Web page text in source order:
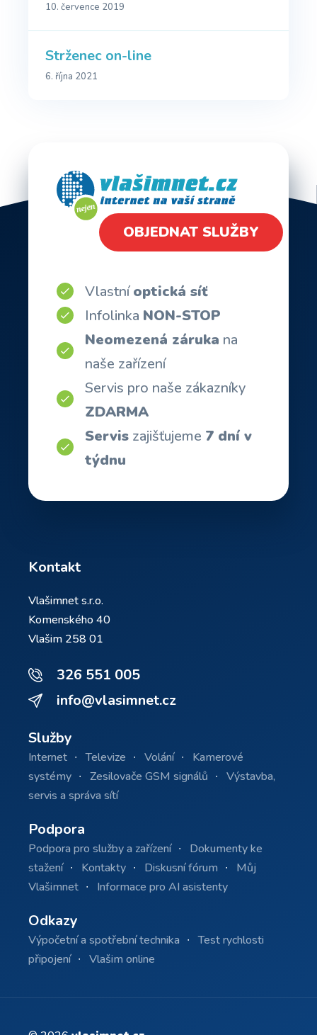
10. července 2019
Strženec on-line
6. října 2021
OBJEDNAT SLUŽBY
Vlastníoptická síť
Infolinka NON-STOP
Neomezená záruka na
naše zařízení
Servis pro naše zákazníky
ZDARMA
Servis zajišťujeme 7 dní v
týdnu
Kontakt
Vlašimnet s.r.o.
Komenského 40
Vlašim 258 01
326 551 005
info@vlasimnet.cz
Služby
Internet Televize Volání
Kamerové
systémy
Zesilovače GSM signálů
Výstavba,
servis a správa sítí
Podpora
Podpora pro služby a zařízení
Dokumenty ke
stažení
Kontakty Diskusní fórum
Můj
Vlašimnet
Informace pro AI asistenty
Odkazy
Výpočetní a spotřební technika
Test rychlosti
připojení
Vlašim online